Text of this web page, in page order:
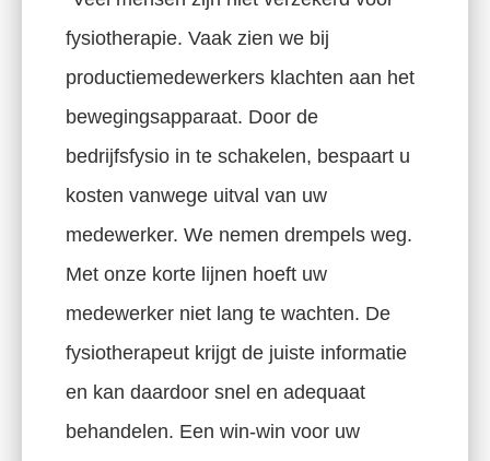
fysiotherapie. Vaak zien we bij
productiemedewerkers klachten aan het
bewegingsapparaat. Door de
bedrijfsfysio in te schakelen, bespaart u
kosten vanwege uitval van uw
medewerker. We nemen drempels weg.
Met onze korte lijnen hoeft uw
medewerker niet lang te wachten. De
fysiotherapeut krijgt de juiste informatie
en kan daardoor snel en adequaat
behandelen. Een win-win voor uw